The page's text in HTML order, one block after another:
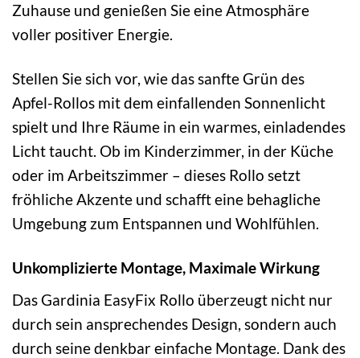
Zuhause und genießen Sie eine Atmosphäre
voller positiver Energie.
Stellen Sie sich vor, wie das sanfte Grün des
Apfel-Rollos mit dem einfallenden Sonnenlicht
spielt und Ihre Räume in ein warmes, einladendes
Licht taucht. Ob im Kinderzimmer, in der Küche
oder im Arbeitszimmer – dieses Rollo setzt
fröhliche Akzente und schafft eine behagliche
Umgebung zum Entspannen und Wohlfühlen.
Unkomplizierte Montage, Maximale Wirkung
Das Gardinia EasyFix Rollo überzeugt nicht nur
durch sein ansprechendes Design, sondern auch
durch seine denkbar einfache Montage. Dank des